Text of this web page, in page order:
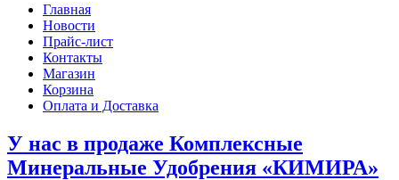
Главная
Новости
Прайс-лист
Контакты
Магазин
Корзина
Оплата и Доставка
У нас в продаже Комплексные
Минеральные Удобрения «КИМИРА»